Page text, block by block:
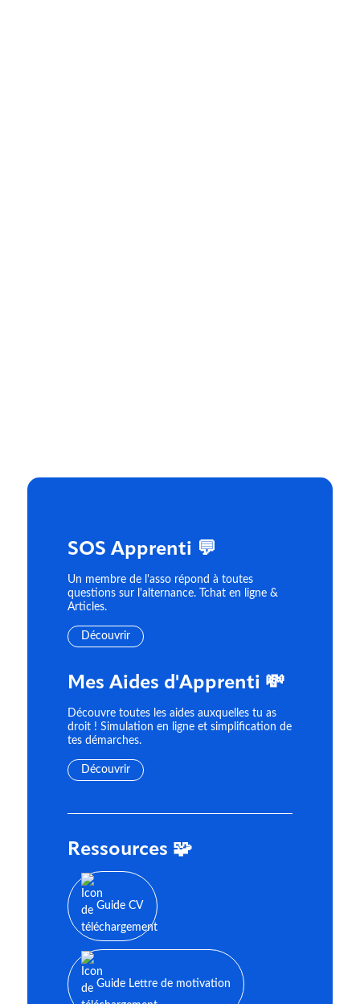
SOS Apprenti 💬
Un membre de l'asso répond à toutes
questions sur l'alternance. Tchat en ligne &
Articles.
Découvrir
Mes Aides d'Apprenti 💸
Découvre toutes les aides auxquelles tu as
droit ! Simulation en ligne et simplification de
tes démarches.
Découvrir
Ressources 🧩
Guide CV
Guide Lettre de motivation